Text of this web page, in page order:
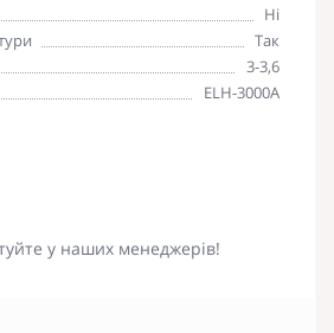
Ні
Так
3-3,6
ELH-3000A
у наших менеджерів!